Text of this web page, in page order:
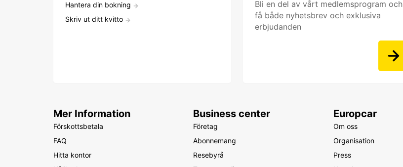
Hantera din bokning
Skriv ut ditt kvitto
Bli en del av vårt medlemsprogram och
få både nyhetsbrev och exklusiva
erbjudanden
Mer Information
Förskottsbetala
FAQ
Hitta kontor
Business center
Företag
Abonnemang
Resebyrå
Europcar
Om oss
Organisation
Press